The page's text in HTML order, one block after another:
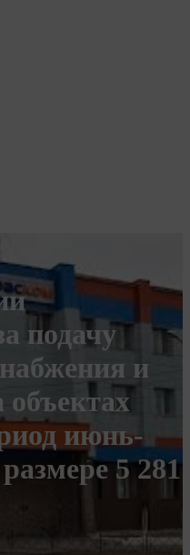
подачу
и
объектах
июнь-
5 281